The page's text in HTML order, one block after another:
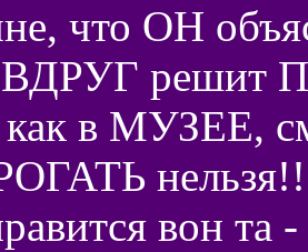
что ОН
решит
в МУЗЕЕ,
вон та -